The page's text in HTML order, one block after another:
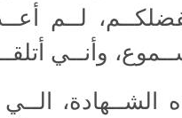
لــم
وأنــي
الــي